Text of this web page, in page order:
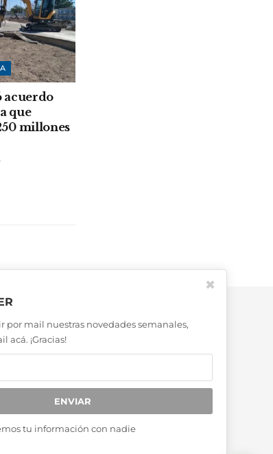
acuerdo
que
millones
por mail nuestras novedades semanales,
acá. ¡Gracias!
ENVIAR
tu información con nadie
✖